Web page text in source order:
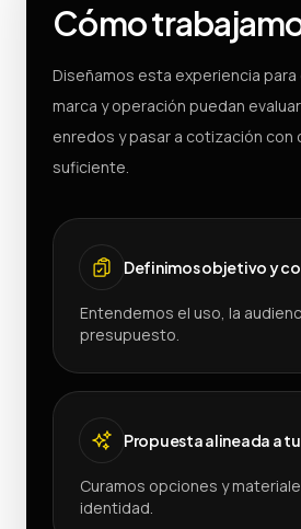
Cómo
Diseñamos esta experiencia para
marca y operación puedan
enredos y pasar a cotización con
suficiente.
Definimos objetivo y
Entendemos el uso, la
presupuesto.
Propuesta alineada a
Curamos opciones y
identidad.